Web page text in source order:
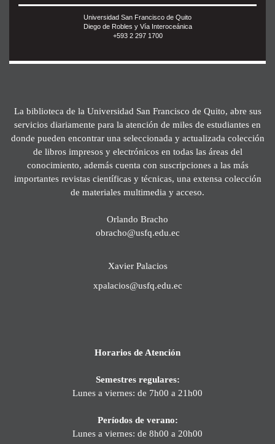
Universidad San Francisco de Quito
Diego de Robles y Vía Interoceánica
+593 2 297 1700
La biblioteca de la Universidad San Francisco de Quito, abre sus
servicios diariamente para la atención de miles de estudiantes en
donde pueden encontrar una seleccionada y actualizada colección
de libros impresos y electrónicos en todas las áreas del
conocimiento, además cuenta con suscripciones a las más
importantes revistas científicas y técnicas, una extensa colección
de materiales multimedia y acceso.
Orlando Bracho
obracho@usfq.edu.ec
Xavier Palacios
xpalacios@usfq.edu.ec
Horarios de Atención
Semestres regulares:
Lunes a viernes: de 7h00 a 21h00
Períodos de verano:
Lunes a viernes: de 8h00 a 20h00